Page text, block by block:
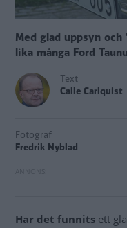
Med glad uppsyn
lika många Ford
Text
Calle Carlquist
Fotograf
Fredrik Nyblad
Har det funnits ett